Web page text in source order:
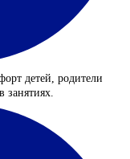
детей, родители
занятиях.